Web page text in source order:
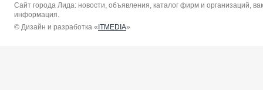
Сайт города Лида: новости, объявления, каталог фирм и организаций,
информация.
© Дизайн и разработка «ITMEDIA»